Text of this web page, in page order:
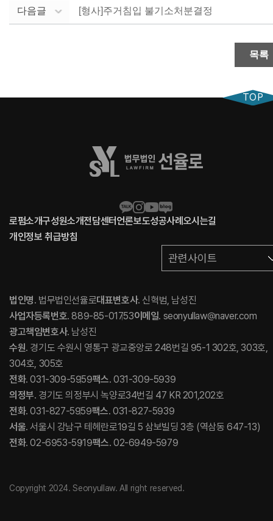
다음글 [형사]주거침입 불기소처분결정
목록
로펌소개구성원소개전담센터언론보도성공사례 오시는길
개인정보 취급방침
관련사이트
법인명. 법무법인선율로대표변호사. 신혁범, 남성진
사업자등록번호. 889-85-01753이메일. seonyullaw@naver.com
광고책임변호사. 남성진
수원. 경기도 수원시 영통구 광교중앙로 248번길 95-1 302호, 303호,
304호, 305호
전화. 031-309-5959팩스. 031-309-5939
의정부. 경기도 의정부시 녹양로34번길 47 KR 201,202호
전화. 031-827-5959팩스. 031-827-5939
서울. 서울시 강남구 테헤란로19길 5 삼보빌딩 3층 (역삼동 647-13)
전화. 02-6953-5919팩스. 02-6949-5979
Copyright 2024. Seonyullaw. All right reserved.
TOP